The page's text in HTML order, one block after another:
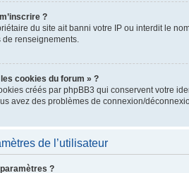
?
du site ait banni votre IP ou interdit le
renseignements.
cookies du forum » ?
créés par phpBB3 qui conservent votre
avez des problèmes de connexion/
de l’utilisateur
?